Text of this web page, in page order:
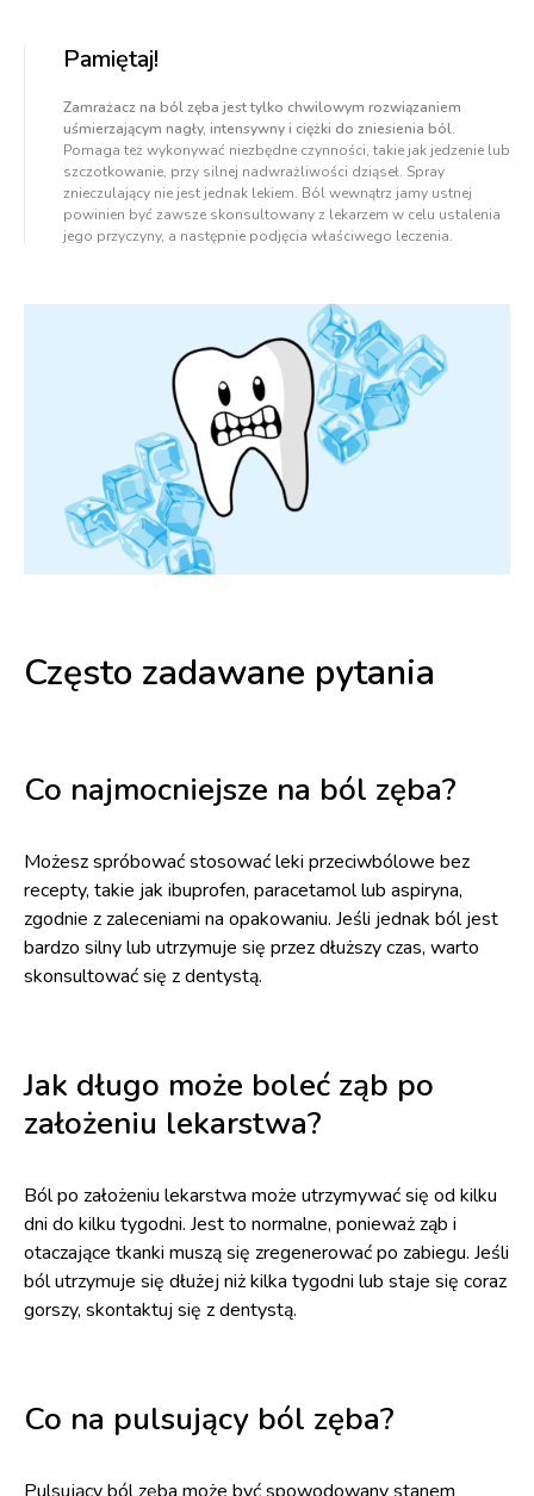
Pamiętaj!
Zamrażacz na ból zęba jest tylko chwilowym rozwiązaniem
uśmierzającym nagły, intensywny i ciężki do zniesienia ból.
Pomaga też wykonywać niezbędne czynności, takie jak jedzenie lub
szczotkowanie, przy silnej nadwrażliwości dziąseł. Spray
znieczulający nie jest jednak lekiem. Ból wewnątrz jamy ustnej
powinien być zawsze skonsultowany z lekarzem w celu ustalenia
jego przyczyny, a następnie podjęcia właściwego leczenia.
Często zadawane pytania
Co najmocniejsze na ból zęba?
Możesz spróbować stosować leki przeciwbólowe bez
recepty, takie jak ibuprofen, paracetamol lub aspiryna,
zgodnie z zaleceniami na opakowaniu. Jeśli jednak ból jest
bardzo silny lub utrzymuje się przez dłuższy czas, warto
skonsultować się z dentystą.
Jak długo może boleć ząb po
założeniu lekarstwa?
Ból po założeniu lekarstwa może utrzymywać się od kilku
dni do kilku tygodni. Jest to normalne, ponieważ ząb i
otaczające tkanki muszą się zregenerować po zabiegu. Jeśli
ból utrzymuje się dłużej niż kilka tygodni lub staje się coraz
gorszy, skontaktuj się z dentystą.
Co na pulsujący ból zęba?